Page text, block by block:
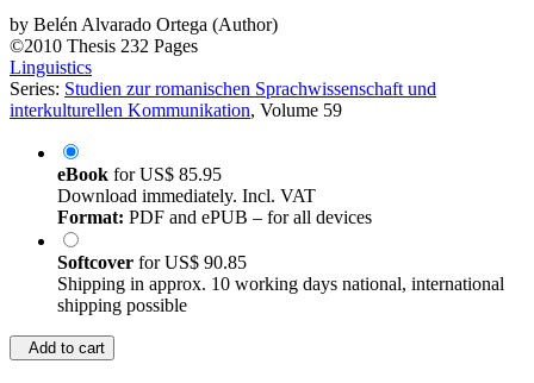
by Belén Alvarado Ortega (Author)
©2010 Thesis 232 Pages
Linguistics
Series: Studien zur romanischen Sprachwissenschaft und
interkulturellen Kommunikation, Volume 59
eBook forUS$ 85.95
Download immediately. Incl. VAT
Format: PDF and ePUB – for all devices
Softcover forUS$ 90.85
Shipping in approx. 10 working days national, international
shipping possible
Add to cart